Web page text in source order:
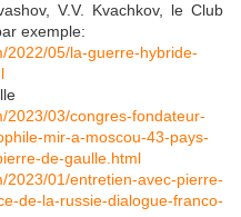
V.V. Kvachkov, le Club
exemple:
2022/05/la-guerre-hybride-
2023/03/congres-fondateur-
mir-a-moscou-43-pays-
de-gaulle.html
2023/01/entretien-avec-pierre-
de-la-russie-dialogue-franco-